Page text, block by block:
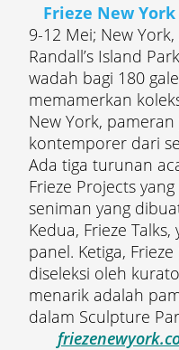
Frieze New York
9-12 Mei; New
Randall’s Island
wadah bagi 180
memamerkan
New York,
kontemporer dari
Ada tiga turunan
Frieze Projects
seniman yang
Kedua, Frieze
panel. Ketiga,
diseleksi oleh
menarik adalah
dalam Sculpture